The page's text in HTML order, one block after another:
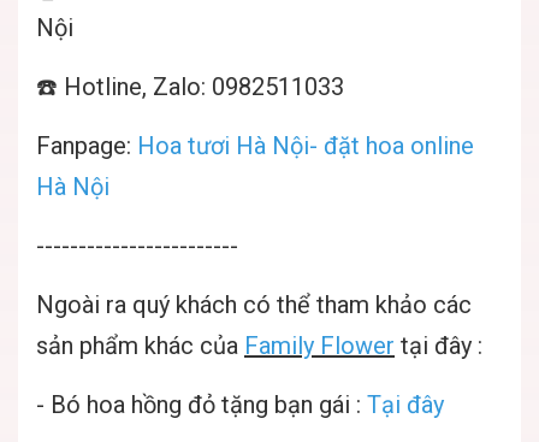
Nội
☎️ Hotline, Zalo: 0982511033
Fanpage: Hoa tươi Hà Nội- đặt hoa online
Hà Nội
------------------------
Ngoài ra quý khách có thể tham khảo các
sản phẩm khác của Family Flower tại đây :
- Bó hoa hồng đỏ tặng bạn gái : Tại đây